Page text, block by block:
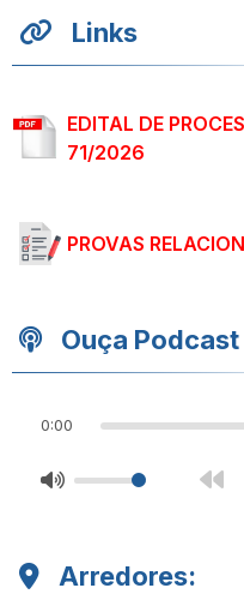
Links
EDITAL DE
71/2026
PROVAS
Ouça
0:00
Arredores: